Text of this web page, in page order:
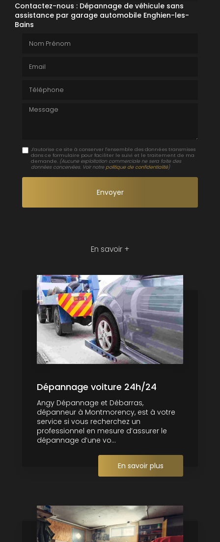
Contactez-nous : Dépannage de véhicule sans
assistance par garage automobile Enghien-les-
Bains
Message
J'autorise ce site à conserver l'ensemble des données transmises
dans ce formulaire pour faciliter le suivi et le traitement de ma
demande. (Aucune exploitation commerciale ne sera faite des
données concervées. Voir notre politique de confidentialité)
En savoir +
Dépannage voiture 24h/24
Angy Dépannage et Débarras,
dépanneur à Montmorency, est à votre
service si vous recherchez un
professionnel en mesure d’assurer le
dépannage d’une vo...
En savoir plus